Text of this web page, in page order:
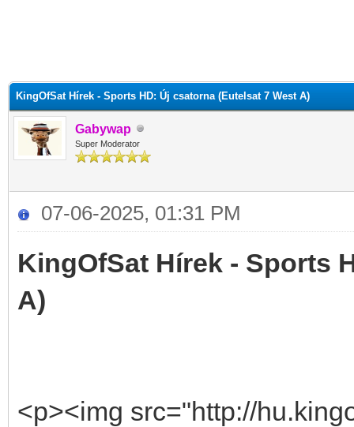
KingOfSat Hírek - Sports HD: Új csatorna (Eutelsat 7 West A)
Gabywap
Super Moderator
07-06-2025, 01:31 PM
KingOfSat Hírek - Sports
A)
<p><img src="http://